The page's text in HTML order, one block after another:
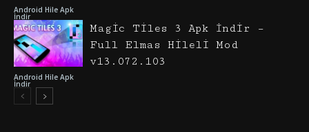
Android Hile Apk
İndir
Android Hile Apk
İndir
Magic Tiles 3 Apk İndir –
Full Elmas Hileli Mod
v13.072.103